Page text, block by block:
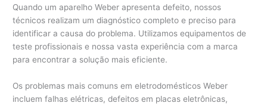
Quando um aparelho Weber apresenta defeito, nossos
técnicos realizam um diagnóstico completo e preciso para
identificar a causa do problema. Utilizamos equipamentos de
teste profissionais e nossa vasta experiência com a marca
para encontrar a solução mais eficiente.
Os problemas mais comuns em eletrodomésticos Weber
incluem falhas elétricas, defeitos em placas eletrônicas,